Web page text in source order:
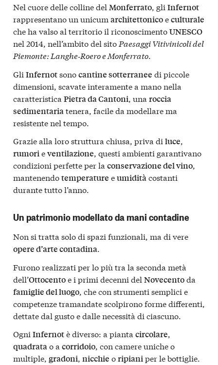
Nel cuore delle colline del Monferrato, gli Infernot
rappresentano un unicum architettonicoeculturale
che ha valso al territorio il riconoscimentoUNESCO
nel 2014, nell’ambito del sito Paesaggi Vitivinicoli del
Piemonte: Langhe‑Roero e Monferrato.
Gli Infernotsonocantine sotterranee di piccole
dimensioni, scavate interamente a mano nella
caratteristica Pietra da Cantoni , una roccia
sedimentaria tenera, facile da modellare ma
resistente nel tempo.
Grazie alla loro struttura chiusa, priva di luce,
rumorieventilazione, questi ambienti garantivano
condizioni perfette per la conservazione del vino,
mantenendotemperature eumiditàcostanti
durante tutto l’anno.
Un patrimonio modellato da mani contadine
Non si tratta solo di spazi funzionali, ma di vere
opere d’arte contadina.
Furono realizzati per lo più tra la seconda metà
dell’Ottocentoe i primi decenni del Novecentoda
famiglie del luogo, che con strumenti semplici e
competenze tramandate scolpirono forme differenti,
dettate dal gusto e dalle necessità di ciascuno.
Ogni Infernotè diverso: a pianta circolare,
quadratao a corridoio, con camere uniche o
multiple, gradoni, nicchie oripianiper le bottiglie.